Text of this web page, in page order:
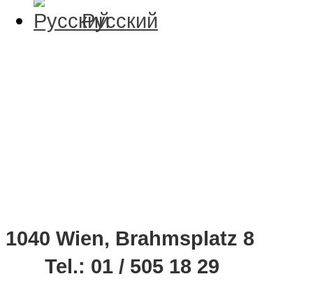
Русский
1040 Wien, Brahmsplatz 8
Tel.: 01 / 505 18 29